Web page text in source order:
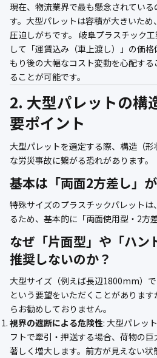
現在、物流業界で最も懸念されてい
す。大型パレットは容積が大きいた
圧迫しがちです。 岐阜プラスチック
して「運賃込み（車上渡し）」の価
もり後の大幅なコスト変動を心配す
ることが可能です。
2. 大型パレットの構
要ポイント
大型パレットを選定する際、構造（
な労災事故に繋がる恐れがあります。
基本は「両面2方差し」
特殊サイズのプラスチックパレット
るため、基本的に「両面使用型・2方
なぜ「片面型」や「ハン
推奨しないのか？
大型サイズ（例えば長辺1800mm）
という要望をいただくことがありま
らお勧めしておりません。
視界の遮断による危険性: 大型パレッ
フトで牽引・押送する場合、荷物の
著しく増大します。前方が見えない